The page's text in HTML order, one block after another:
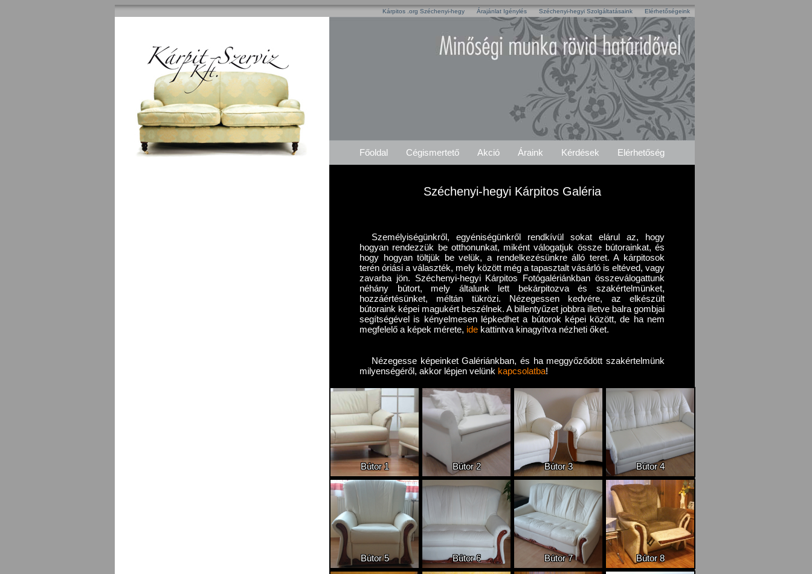
Kárpitos .org Széchenyi-hegy Árajánlat Igénylés Széchenyi-hegyi Szolgáltatásaink Elérhetőségeink
Főoldal Cégismertető Akció Áraink Kérdések Elérhetőség
Széchenyi-hegyi Kárpitos Galéria
Személyiségünkről, egyéniségünkről rendkívül sokat elárul az, hogy
hogyan rendezzük be otthonunkat, miként válogatjuk össze bútorainkat, és
hogy hogyan töltjük be velük, a rendelkezésünkre álló teret. A kárpitosok
terén óriási a választék, mely között még a tapasztalt vásárló is eltéved, vagy
zavarba jön. Széchenyi-hegyi Kárpitos Fotógalériánkban összeválogattunk
néhány bútort, mely általunk lett bekárpitozva és szakértelmünket,
hozzáértésünket, méltán tükrözi. Nézegessen kedvére, az elkészült
bútoraink képei magukért beszélnek. A billentyűzet jobbra illetve balra gombjai
segítségével is kényelmesen lépkedhet a bútorok képei között, de ha nem
megfelelő a képek mérete, ide kattintva kinagyítva nézheti őket.
Nézegesse képeinket Galériánkban, és ha meggyőződött szakértelmünk
milyenségéről, akkor lépjen velünk kapcsolatba!
Bútor 1 Bútor 2 Bútor 3 Bútor 4
Bútor 5 Bútor 6 Bútor 7 Bútor 8